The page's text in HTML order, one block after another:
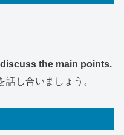
the main points.
し合いましょう。